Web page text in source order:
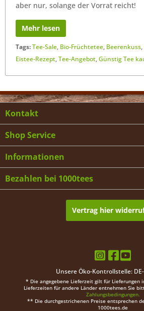
aber nur, solange der Vorrat reicht!
Mehr lesen
Tags:Tee-Sale, Bio-Früchtetee, Beerenkuss,
Eistee-Rezept,Tee-Angebot,Günstig Tee
Kontakt
Shop Service
Informationen
Bezahlen bei 1000tees
Vertrag hier
Unsere Öko-Kontrollstelle:
* Die angegebene Lieferzeit gilt für Lieferungen
Lieferzeiten für andere Länder entnehmen Sie
Zahlungsbedingungen.
** Die durchgestrichenen Preise entsprechen
1000tees.de